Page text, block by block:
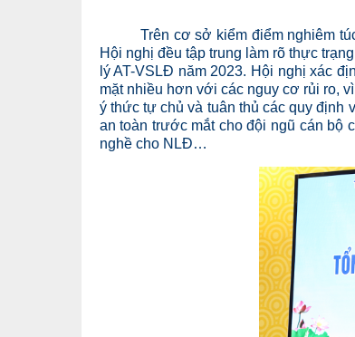
Trên cơ sở kiểm điểm nghiêm túc
Hội nghị đều tập trung làm rõ thực
lý AT-VSLĐ năm 2023. Hội nghị xác
mặt nhiều hơn với các nguy cơ rủi ro,
ý thức tự chủ và tuân thủ các quy định
an toàn trước mắt cho đội ngũ cán bộ
nghề cho NLĐ…